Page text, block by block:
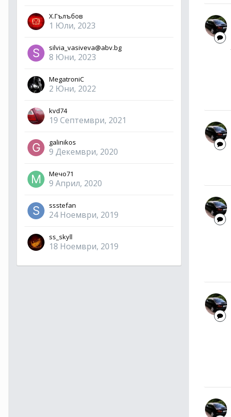
Х.Гълъбов
1 Юли, 2023
silvia_vasiveva@abv.bg
8 Юни, 2023
MegatroniC
2 Юни, 2022
kvd74
19 Септември, 2021
galinikos
9 Декември, 2020
Мечо71
9 Април, 2020
ssstefan
24 Ноември, 2019
ss_skyll
18 Ноември, 2019